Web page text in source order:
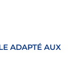
ADAPTÉ AUX